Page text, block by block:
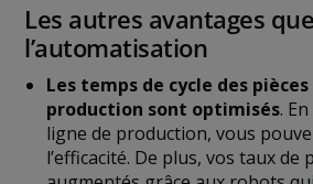
Les autres avantages
l’automatisation
Les temps de cycle des
production sont optimisés.
ligne de production, vous
l’efficacité. De plus, vos taux